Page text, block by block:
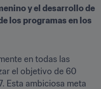
y el desarrollo de
los programas en los
en todas las
el objetivo de 60
Esta ambiciosa meta